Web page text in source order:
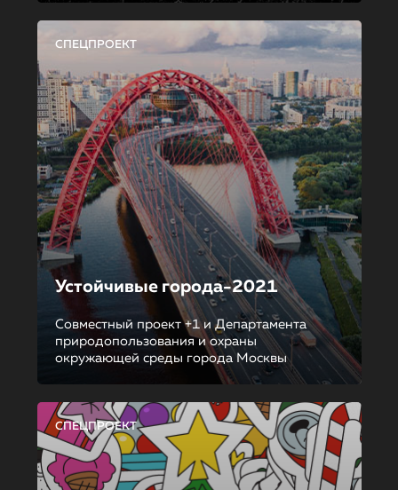
СПЕЦПРОЕКТ
Устойчивые города-2021
Совместный проект +1 и Департамента
природопользования и охраны
окружающей среды города Москвы
СПЕЦПРОЕКТ